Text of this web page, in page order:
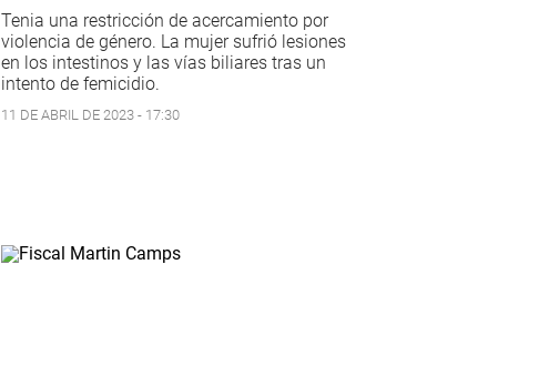
Tenia una restricción de acercamiento por
violencia de género. La mujer sufrió lesiones
en los intestinos y las vías biliares tras un
intento de femicidio.
11 DE ABRIL DE 2023 - 17:30